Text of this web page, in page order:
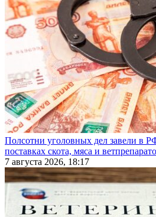
Полсотни уголовных дел завели в
поставках скота, мяса и
7 августа 2026, 18:17